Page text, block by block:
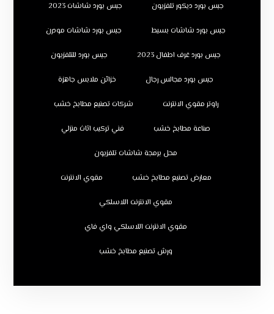
جبس بورد ديكور تلفزيون جبس بورد شاشات 2023
جبس بورد شاشات بسيط جبس بورد شاشات مودرن
جبس بورد غرف اطفال 2023 جبس بورد للتلفزيون
جبس بورد مجالس رجال خزائن ملابس جاهزة
راوتر مقوي الانترنت شركات تصنيع مطابخ خشب
صناعة مطابخ خشب فني تركيب اثاث منزلي
محل برمجة شاشات تلفزيون
معارض تصنيع مطابخ خشب مقوي الانترنت
مقوي الانترنت اللاسلكي
مقوي الانترنت اللاسلكي واي فاي
ورش تصنيع مطابخ خشب